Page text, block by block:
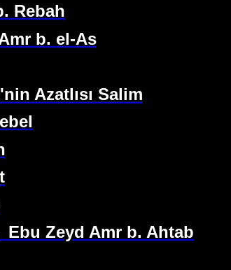
Rebah
b. el-As
Azatlısı Salim
Ebu Zeyd Amr b. Ahtab